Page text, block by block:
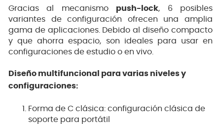
Gracias al mecanismo push-lock, 6 posibles
variantes de configuración ofrecen una amplia
gama de aplicaciones. Debido al diseño compacto
y que ahorra espacio, son ideales para usar en
configuraciones de estudio o en vivo.
Diseño multifuncional para varias niveles y
configuraciones:
Forma de C clásica: configuración clásica de
soporte para portátil